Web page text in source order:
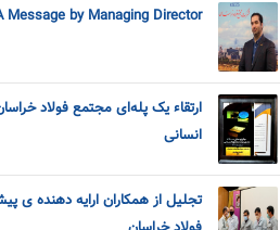
Message by Managing Director
ارتقاء یک پله‌ای مجتمع فولاد
انسانی